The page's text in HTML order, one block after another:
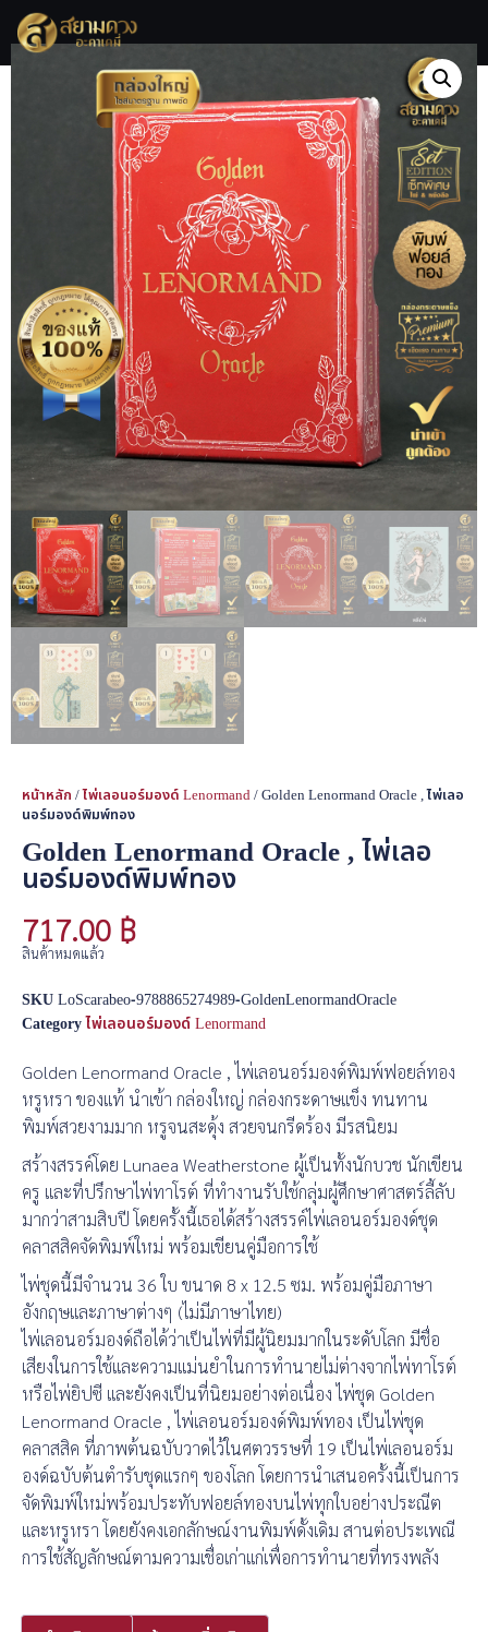
หน้าหลัก /ไพ่เลอนอร์มองด์ Lenormand/ Golden Lenormand Oracle , ไพ่เลอ
นอร์มองด์พิมพ์ทอง
Golden Lenormand Oracle , ไพ่เลอ
นอร์มองด์พิมพ์ทอง
717.00 ฿
สินค้าหมดแล้ว
SKULoScarabeo-9788865274989-GoldenLenormandOracle
Categoryไพ่เลอนอร์มองด์ Lenormand
Golden Lenormand Oracle , ไพ่เลอนอร์มองด์พิมพ์ฟอยล์ทอง
หรูหรา ของแท้ นำเข้า กล่องใหญ่ กล่องกระดาษแข็ง ทนทาน
พิมพ์สวยงามมาก หรูจนสะดุ้ง สวยจนกรีดร้อง มีรสนิยม
สร้างสรรค์โดย Lunaea Weatherstone ผู้เป็นทั้งนักบวช นักเขียน
ครู และที่ปรึกษาไพ่ทาโรต์ ที่ทำงานรับใช้กลุ่มผู้ศึกษาศาสตร์ลี้ลับ
มากว่าสามสิบปี โดยครั้งนี้เธอได้สร้างสรรค์ไพ่เลอนอร์มองด์ชุด
คลาสสิคจัดพิมพ์ใหม่ พร้อมเขียนคู่มือการใช้
ไพ่ชุดนี้มีจำนวน 36 ใบ ขนาด 8 x 12.5 ซม. พร้อมคู่มือภาษา
อังกฤษและภาษาต่างๆ (ไม่มีภาษาไทย)
ไพ่เลอนอร์มองด์ถือได้ว่าเป็นไพ่ที่มีผู้นิยมมากในระดับโลก มีชื่อ
เสียงในการใช้และความแม่นยำในการทำนายไม่ต่างจากไพ่ทาโรต์
หรือไพ่ยิปซี และยังคงเป็นที่นิยมอย่างต่อเนื่อง ไพ่ชุด Golden
Lenormand Oracle , ไพ่เลอนอร์มองด์พิมพ์ทอง เป็นไพ่ชุด
คลาสสิค ที่ภาพต้นฉบับวาดไว้ในศตวรรษที่ 19 เป็นไพ่เลอนอร์ม
องด์ฉบับต้นตำรับชุดแรกๆ ของโลก โดยการนำเสนอครั้งนี้เป็นการ
จัดพิมพ์ใหม่พร้อมประทับฟอยล์ทองบนไพ่ทุกใบอย่างประณีต
และหรูหรา โดยยังคงเอกลักษณ์งานพิมพ์ดั้งเดิม สานต่อประเพณี
การใช้สัญลักษณ์ตามความเชื่อเก่าแก่เพื่อการทำนายที่ทรงพลัง